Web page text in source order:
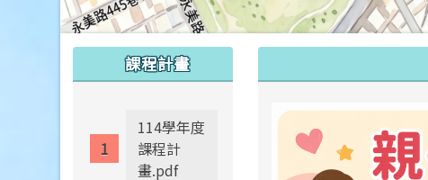
課程計畫
114學年度
課程計
畫.pdf